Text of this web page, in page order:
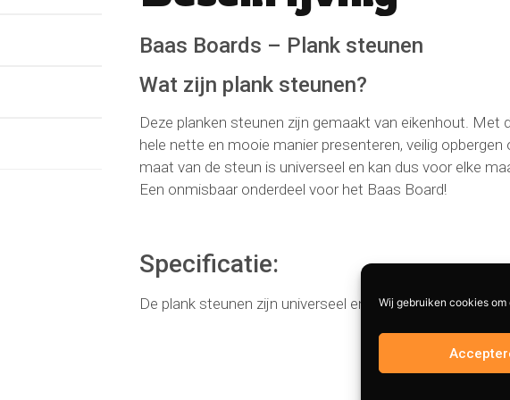
Wij gebruiken cookies
Baas Boards – Plank steunen
Wat zijn plank steunen?
Deze planken steunen zijn gemaakt van eikenhout. Met
hele nette en mooie manier presenteren, veilig
maat van de steun is universeel en kan dus voor elke
Een onmisbaar onderdeel voor het Baas Board!
Specificatie:
De plank steunen zijn universeel en dus te gebruiken